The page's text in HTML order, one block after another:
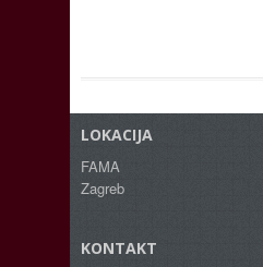
LOKACIJA
FAMA
Zagreb
KONTAKT